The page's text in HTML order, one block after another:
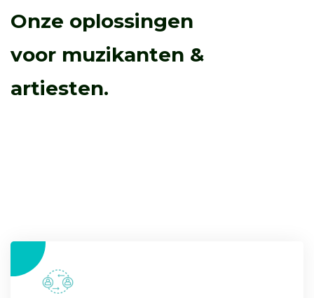
Onze oplossingen
voor muzikanten &
artiesten.